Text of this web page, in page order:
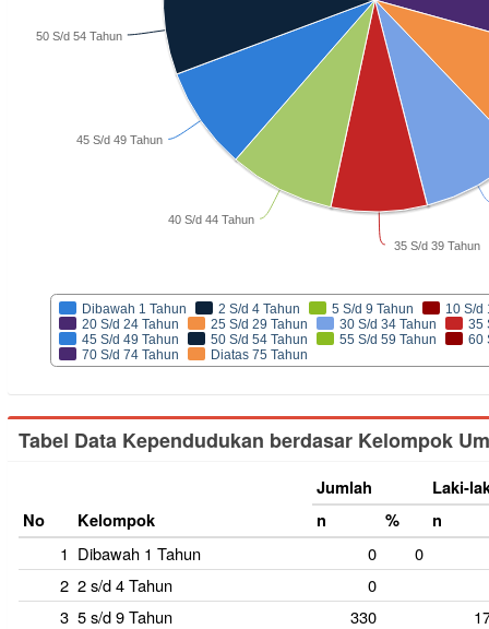
35 S/d 39 Tahun
40 S/d 44 Tahun
45 S/d 49 Tahun
50 S/d 54 Tahun
Dibawah 1 Tahun 2 S/d 4 Tahun 5 S/d 9 Tahun
10 S/d
20 S/d 24 Tahun
25 S/d 29 Tahun 30 S/d 34 Tahun
35
45 S/d 49 Tahun
50 S/d 54 Tahun 55 S/d 59 Tahun
60
70 S/d 74 Tahun
Diatas 75 Tahun
Tabel Data Kependudukan berdasar Kelompok
No Kelompok
Jumlah
Laki-
n
%
n
1 Dibawah 1 Tahun 0
0
2 2 s/d 4 Tahun
0
3 5 s/d 9 Tahun 330